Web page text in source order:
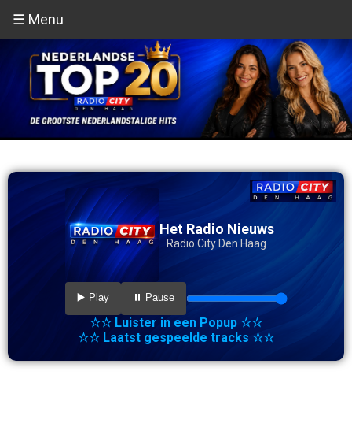
☰ Menu
Het Radio Nieuws
Radio City Den Haag
▶️ Play ⏸️ Pause
☆☆ Luister in een Popup ☆☆
☆☆ Laatst gespeelde tracks ☆☆